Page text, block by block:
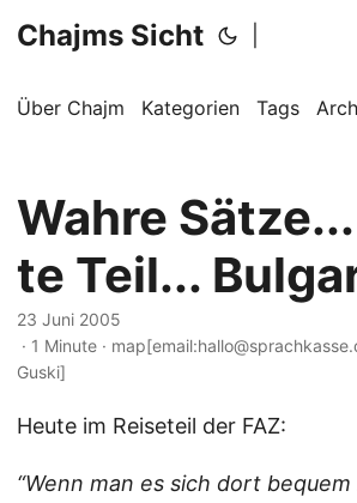
Chajms Sicht
Über Chajm Kategorien Tags
Wahre
te Teil...
23 Juni 2005
· 1 Minute ·
Guski]
Heute im Reiseteil der FAZ:
“Wenn man es sich dort